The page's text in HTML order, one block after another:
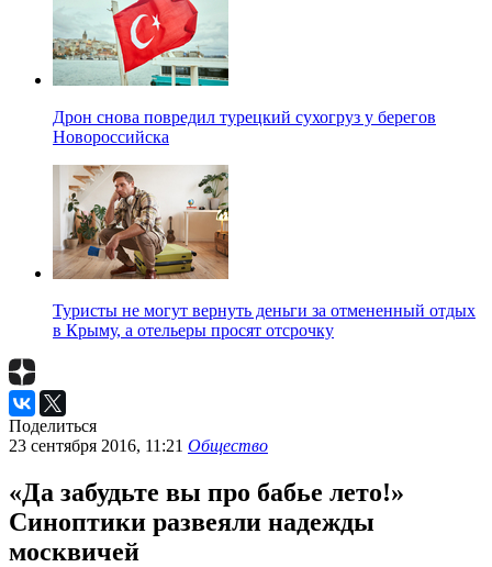
Дрон снова повредил турецкий сухогруз у берегов
Новороссийска
Туристы не могут вернуть деньги за отмененный отдых
в Крыму, а отельеры просят отсрочку
Поделиться
23 сентября 2016, 11:21 Общество
«Да забудьте вы про бабье лето!»
Синоптики развеяли надежды
москвичей